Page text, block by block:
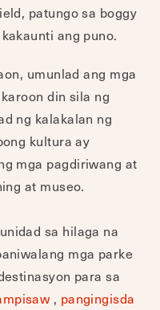
patungo sa boggy
ang puno.
umunlad ang mga
din sila ng
ng kalakalan ng
kultura ay
mga pagdiriwang at
at museo.
sa hilaga na
mga parke
para sa
, pangingisda